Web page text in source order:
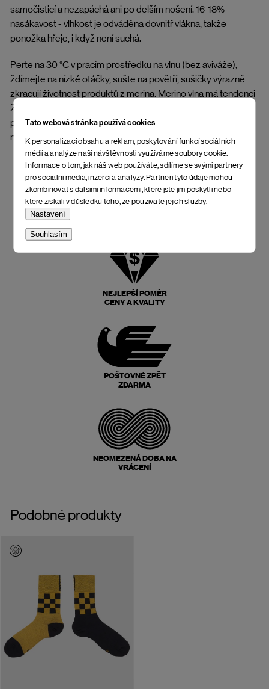
Tato webová stránka používá cookies
K personalizaci obsahu a reklam, poskytování funkcí sociálních
médií a analýze naší návštěvnosti využíváme soubory cookie.
Informace o tom, jak náš web používáte, sdílíme se svými partnery
pro sociální média, inzerci a analýzy. Partneři tyto údaje mohou
zkombinovat s dalšími informacemi, které jste jim poskytli nebo
které získali v důsledku toho, že používáte jejich služby.
Nastavení
Souhlasím
samočisticí a nezapáchá ani po delším nošení. 16-18%
nasákavost - vlhkost je odváděna dovnitř vlákna, takže
ponožka hřeje, i když není suchá.
Perte na 30 °C v pracím prostředku na vlnu (bez aviváže),
ždímejte na nízké otáčky, sušte na povětří, sušičky výrazně
zkracují životnost produktů z merina. Merino vlna má tendenci
žmolkovat. Nebuďte z toho smutní, na funkci to nemá
pražádný vliv. Připravte se na to, že jiné ponožky už nikdy
nebudete chtít.
NEJLEPŠÍ POMĚR
CENY A KVALITY
POŠTOVNÉ ZPĚT
ZDARMA
NEOMEZENÁ DOBA NA
VRÁCENÍ
Podobné produkty